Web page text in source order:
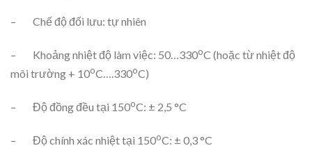
– Chế độ đối lưu: tự nhiên
– Khoảng nhiệt độ làm việc: 50…330oC (hoặc từ nhiệt độ
môi trường + 10oC….330oC)
– Độ đồng đều tại 150oC: ± 2,5 °C
– Độ chính xác nhiệt tại 150oC: ± 0,3 °C